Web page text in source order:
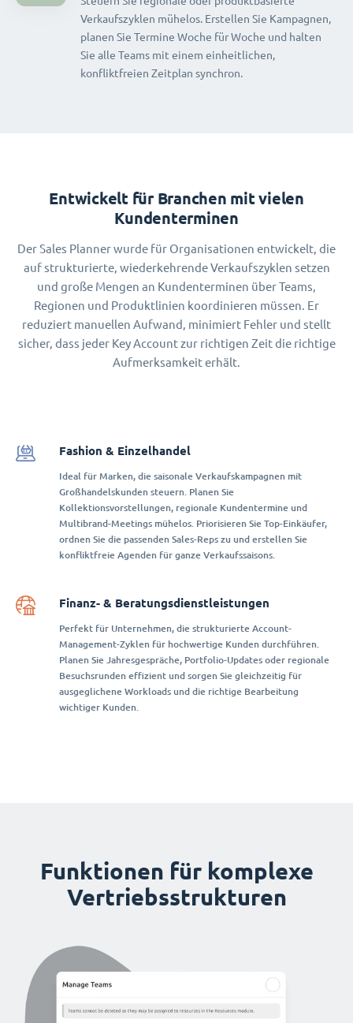
Verkaufszyklen mühelos. Erstellen Sie Kampagnen,
planen Sie Termine Woche für Woche und halten
Sie alle Teams mit einem einheitlichen,
konfliktfreien Zeitplan synchron.
Entwickelt für Branchen mit vielen
Kundenterminen
Der Sales Planner wurde für Organisationen entwickelt, die
auf strukturierte, wiederkehrende Verkaufszyklen setzen
und große Mengen an Kundenterminen über Teams,
Regionen und Produktlinien koordinieren müssen. Er
reduziert manuellen Aufwand, minimiert Fehler und stellt
sicher, dass jeder Key Account zur richtigen Zeit die richtige
Aufmerksamkeit erhält.
Fashion & Einzelhandel
Ideal für Marken, die saisonale Verkaufskampagnen mit
Großhandelskunden steuern. Planen Sie
Kollektionsvorstellungen, regionale Kundentermine und
Multibrand-Meetings mühelos. Priorisieren Sie Top-Einkäufer,
ordnen Sie die passenden Sales-Reps zu und erstellen Sie
konfliktfreie Agenden für ganze Verkaufssaisons.
Finanz- & Beratungsdienstleistungen
Perfekt für Unternehmen, die strukturierte Account-
Management-Zyklen für hochwertige Kunden durchführen.
Planen Sie Jahresgespräche, Portfolio-Updates oder regionale
Besuchsrunden effizient und sorgen Sie gleichzeitig für
ausgeglichene Workloads und die richtige Bearbeitung
wichtiger Kunden.
Funktionen für komplexe
Vertriebsstrukturen